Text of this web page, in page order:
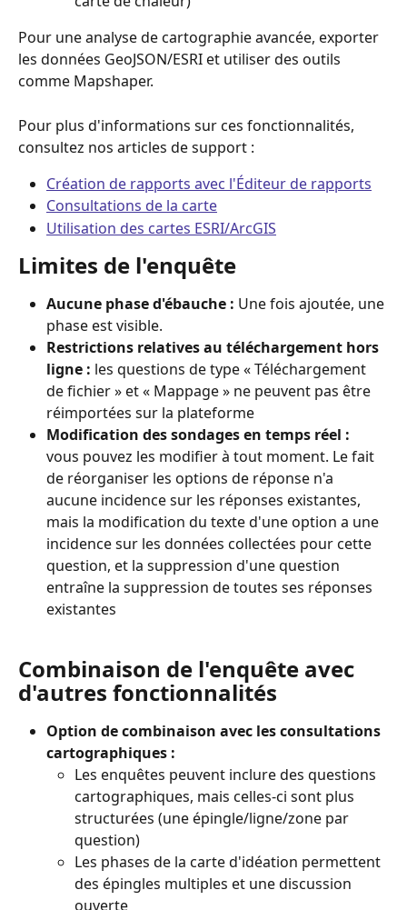
Pour une analyse de cartographie avancée, exporter
les données GeoJSON/ESRI et utiliser des outils
comme Mapshaper.
Pour plus d'informations sur ces fonctionnalités,
consultez nos articles de support :
Création de rapports avec l'Éditeur de rapports
Consultations de la carte
Utilisation des cartes ESRI/ArcGIS
Limites de l'enquête
Aucune phase d'ébauche : Une fois ajoutée, une
phase est visible.
Restrictions relatives au téléchargement hors
ligne : les questions de type « Téléchargement
de fichier » et « Mappage » ne peuvent pas être
réimportées sur la plateforme
Modification des sondages en temps réel :
vous pouvez les modifier à tout moment. Le fait
de réorganiser les options de réponse n'a
aucune incidence sur les réponses existantes,
mais la modification du texte d'une option a une
incidence sur les données collectées pour cette
question, et la suppression d'une question
entraîne la suppression de toutes ses réponses
existantes
Combinaison de l'enquête avec
d'autres fonctionnalités
Option de combinaison avec les consultations
cartographiques :
Les enquêtes peuvent inclure des questions
cartographiques, mais celles-ci sont plus
structurées (une épingle/ligne/zone par
question)
Les phases de la carte d'idéation permettent
des épingles multiples et une discussion
ouverte